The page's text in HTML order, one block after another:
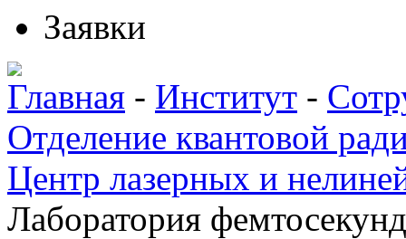
Заявки
Главная - Институт -
Отделение квантовой
Центр лазерных и
Лаборатория